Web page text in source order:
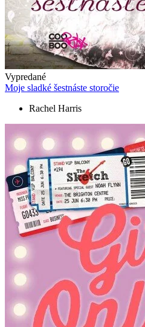
Vypredané
Moje sladké šestnáste storočie
Rachel Harris